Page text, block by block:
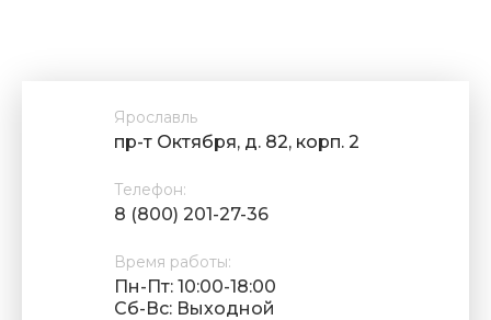
Ярославль
пр-т Октября, д. 82, корп. 2
Телефон:
8 (800) 201-27-36
Время работы:
Пн-Пт: 10:00-18:00
Cб-Вс: Выходной